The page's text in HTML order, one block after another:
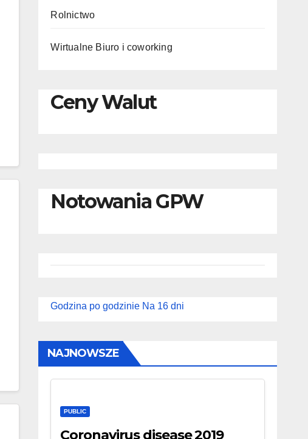
Rolnictwo
Wirtualne Biuro i coworking
Ceny Walut
Notowania GPW
Godzina po godzinie Na 16 dni
NAJNOWSZE
PUBLIC
Coronavirus disease 2019